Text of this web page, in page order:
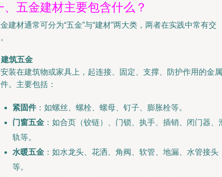
、五金建材主要包含什么？
建材通常可分为“五金”与“建材”两大类，两者在实践中常有交
筑五金
装在建筑物或家具上，起连接、固定、支撑、防护作用的金属
。主要包括：
紧固件：如螺丝、螺栓、螺母、钉子、膨胀栓等。
门窗五金 ：如合页（铰链）、门锁、执手、插销、闭门器、
轨等。
水暖五金 ：如水龙头、花洒、角阀、软管、地漏、水管接头
等。